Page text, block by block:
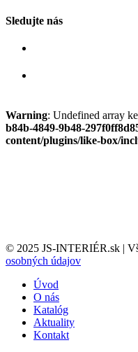
Sledujte nás
Warning: Undefined array
b84b-4849-9b48-
content/plugins/like-box/
© 2025 JS-INTERIÉR.sk |
osobných údajov
Úvod
O nás
Katalóg
Aktuality
Kontakt